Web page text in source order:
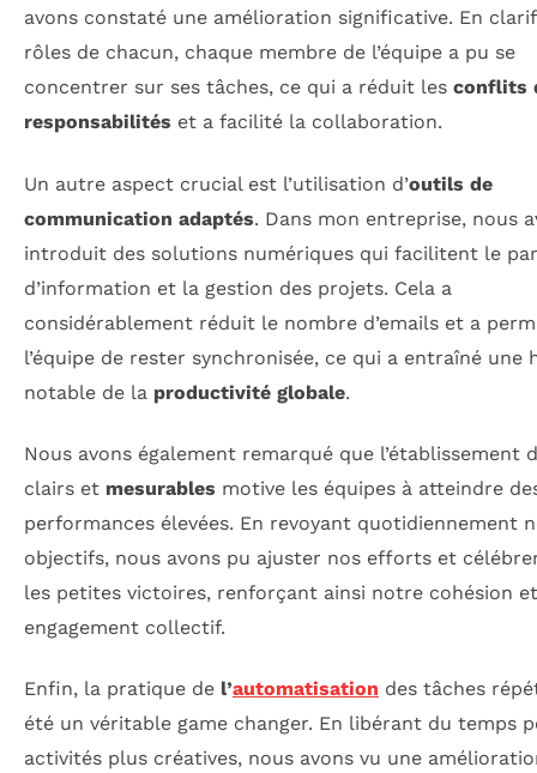
avons constaté une amélioration significative. En
rôles de chacun, chaque membre de l’équipe a pu se
concentrer sur ses tâches, ce qui a réduit les conflits
responsabilités et a facilité la collaboration.
Un autre aspect crucial est l’utilisation d’outils de
communication adaptés. Dans mon entreprise, nous
introduit des solutions numériques qui facilitent le
d’information et la gestion des projets. Cela a
considérablement réduit le nombre d’emails et a
l’équipe de rester synchronisée, ce qui a entraîné une
notable de la productivité globale.
Nous avons également remarqué que l’établissement
clairs et mesurables motive les équipes à atteindre
performances élevées. En revoyant quotidiennement
objectifs, nous avons pu ajuster nos efforts et
les petites victoires, renforçant ainsi notre cohésion
engagement collectif.
Enfin, la pratique de l’automatisation des tâches
été un véritable game changer. En libérant du temps
activités plus créatives, nous avons vu une